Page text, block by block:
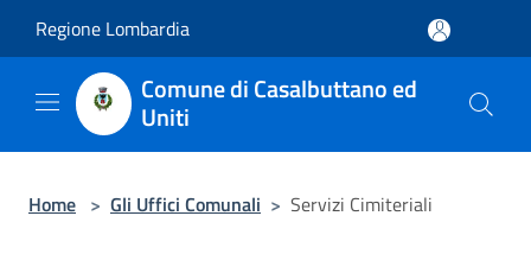
Regione Lombardia
Comune di Casalbuttano ed
Uniti
Home > Gli Uffici Comunali > Servizi Cimiteriali